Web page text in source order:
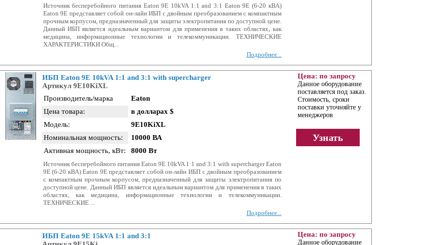
Источник бесперебойного питания Eaton 9E 10kVA 1:1 and 3:1 Eaton 9E (6-20 кВА)
Eaton 9E представляет собой он-лайн ИБП с двойным преобразованием с компактным
прочным корпусом, предназначенный для защиты электропитания по доступной цене.
Данный ИБП является идеальным вариантом для применения в таких областях, как
медицина, информационные технологии и телекоммуникации. ТЕХНИЧЕСКИЕ
ХАРАКТЕРИСТИКИ Общ...
Подробнее...
Цена: по запросу
Данное оборудование
поставляется под заказ.
Стоимость, сроки
поставки уточняйте у
менеджеров
Узнать
ИБП Eaton 9E 10kVA 1:1 and 3:1 with supercharger
Артикул 9E10KiXL
Производитель/марка
Eaton
Цена товара:
в долларах $
Модель:
9E10KiXL
Номинальная мощность:
10000 ВА
Активная мощность, кВт:
8000 Вт
Источник бесперебойного питания Eaton 9E 10kVA 1:1 and 3:1 with supercharger Eaton
9E (6-20 кВА) Eaton 9E представляет собой он-лайн ИБП с двойным преобразованием
с компактным прочным корпусом, предназначенный для защиты электропитания по
доступной цене. Данный ИБП является идеальным вариантом для применения в таких
областях, как медицина, информационные технологии и телекоммуникации.
ТЕХНИЧЕСКИЕ ...
Подробнее...
Цена: по запросу
Данное оборудование
ИБП Eaton 9E 15kVA 1:1 and 3:1